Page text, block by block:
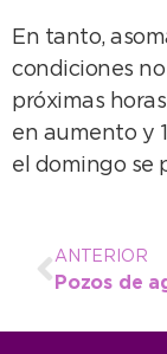
En tanto,
condiciones
próximas
en aumento y
el domingo se
ANTERIOR